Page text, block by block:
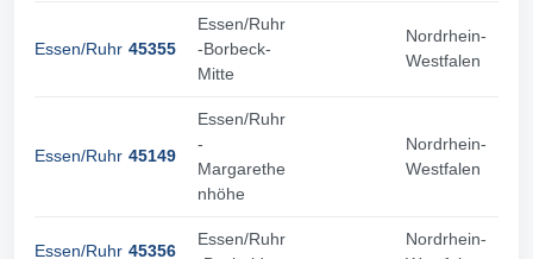
Essen/Ruhr 45355
Essen/Ruhr
-Borbeck-
Mitte
Nordrhein-
Westfalen
Essen/Ruhr 45149
Essen/Ruhr
-
Margarethe
nhöhe
Nordrhein-
Westfalen
Essen/Ruhr 45356
Essen/Ruhr
Nordrhein-